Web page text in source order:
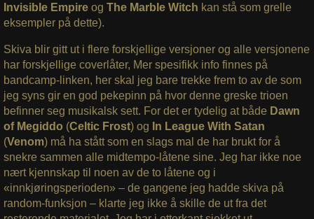
Invisible Empireog The Marble Witch kan stå som grelle
eksempler på dette).
Skiva blir gitt ut i flere forskjellige versjoner og alle versjonene
har forskjellige coverlåter, Mer spesifikk info finnes på
bandcamp-linken, her skal jeg bare trekke frem to av de som
jeg syns gir en god pekepinn på hvor denne greske trioen
befinner seg musikalsk sett. For det er tydelig at både Dawn
of Megiddo (Celtic Frost) og In League With Satan
(Venom) må ha stått som en slags mal de har brukt for å
snekre sammen alle midtempo-låtene sine. Jeg har ikke noe
nært kjennskap til noen av de to låtene og i
«innkjøringsperioden» – de gangene jeg hadde skiva på
random-funksjon – klarte jeg ikke å skille de ut fra det